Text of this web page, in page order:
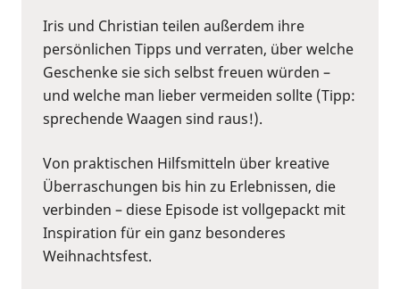
Iris und Christian teilen außerdem ihre
persönlichen Tipps und verraten, über welche
Geschenke sie sich selbst freuen würden –
und welche man lieber vermeiden sollte (Tipp:
sprechende Waagen sind raus!).
Von praktischen Hilfsmitteln über kreative
Überraschungen bis hin zu Erlebnissen, die
verbinden – diese Episode ist vollgepackt mit
Inspiration für ein ganz besonderes
Weihnachtsfest.